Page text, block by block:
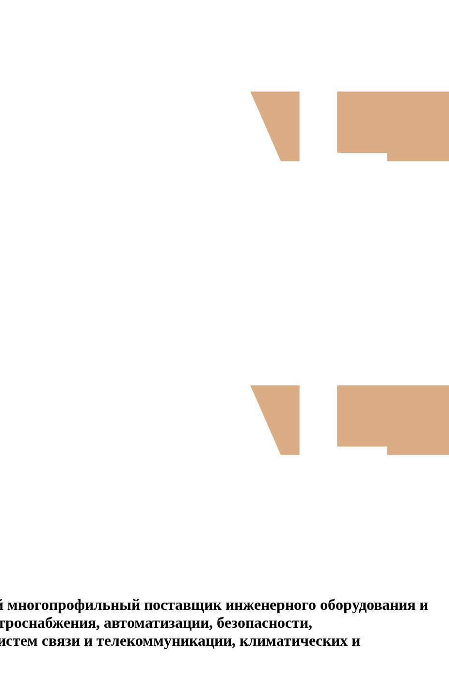
поставщик инженерного оборудования и
автоматизации, безопасности,
связи и телекоммуникации, климатических и